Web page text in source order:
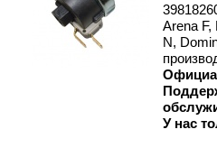
Arena
N,
У нас